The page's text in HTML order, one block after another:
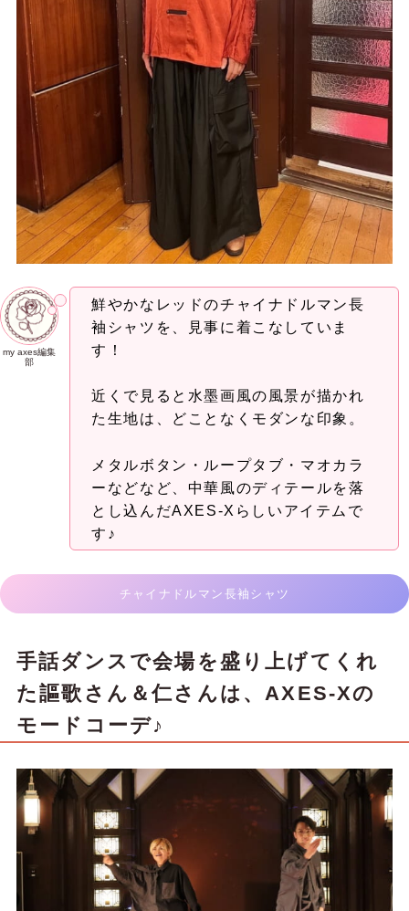
my axes編集
部
鮮やかなレッドのチャイナドルマン長
袖シャツを、見事に着こなしていま
す！
近くで見ると水墨画風の風景が描かれ
た生地は、どことなくモダンな印象。
メタルボタン・ループタブ・マオカラ
ーなどなど、中華風のディテールを落
とし込んだAXES-Xらしいアイテムで
す♪
チャイナドルマン長袖シャツ
手話ダンスで会場を盛り上げてくれ
た謳歌さん＆仁さんは、AXES-Xの
モードコーデ♪